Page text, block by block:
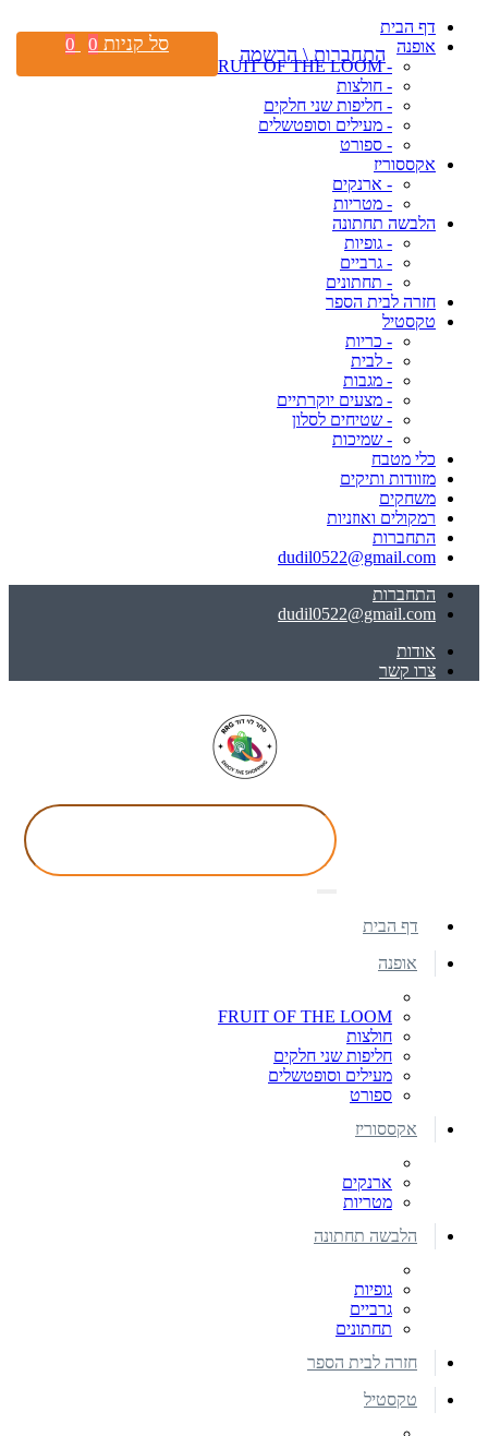
דף הבית
אופנה
- FRUIT OF THE LOOM
- חולצות
- חליפות שני חלקים
- מעילים וסופטשלים
- ספורט
אקססוריז
- ארנקים
- מטריות
הלבשה תחתונה
- גופיות
- גרביים
- תחתונים
חזרה לבית הספר
טקסטיל
- כריות
- לבית
- מגבות
- מצעים יוקרתיים
- שטיחים לסלון
- שמיכות
כלי מטבח
מזוודות ותיקים
משחקים
רמקולים ואוזניות
התחברות
dudil0522@gmail.com
התחברות
dudil0522@gmail.com
אודות
צרו קשר
התחברות \ הרשמה סל קניות 0
0
דף הבית
אופנה
FRUIT OF THE LOOM
חולצות
חליפות שני חלקים
מעילים וסופטשלים
ספורט
אקססוריז
ארנקים
מטריות
הלבשה תחתונה
גופיות
גרביים
תחתונים
חזרה לבית הספר
טקסטיל